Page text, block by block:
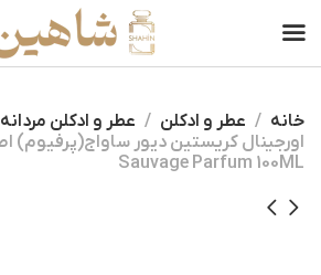
خانه عطر و ادکلن عطر و ادکلن مردانه
Sauvage Parfum 100ML